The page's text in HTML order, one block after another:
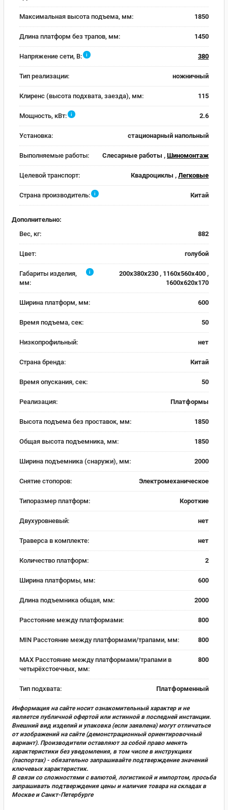
Максимальная высота подъема, мм: 1850
Длина платформ без трапов, мм: 1450
Напряжение сети, В: i 380
Тип реализации: ножничный
Клиренс (высота подхвата, заезда), мм: 115
Мощность, кВт: i 2.6
Установка: стационарный напольный
Выполняемые работы: Слесарные работы , Шиномонтаж
Целевой транспорт: Квадроциклы , Легковые
Страна производитель: i Китай
Дополнительно:
Вес, кг:
882
Цвет: голубой
Габариты изделия,
мм:
i
200x380x230 , 1160x560x400 ,
1600x620x170
Ширина платформ, мм: 600
Время подъема, сек: 50
Низкопрофильный: нет
Страна бренда: Китай
Время опускания, сек: 50
Реализация: Платформы
Высота подъема без проставок, мм: 1850
Общая высота подъемника, мм: 1850
Ширина подъемника (снаружи), мм: 2000
Снятие стопоров: Электромеханическое
Типоразмер платформ: Короткие
Двухуровневый: нет
Траверса в комплекте: нет
Количество платформ: 2
Ширина платформы, мм: 600
Длина подъемника общая, мм: 2000
Расстояние между платформами: 800
MIN Расстояние между платформами/трапами, мм: 800
MAX Расстояние между платформами/трапами в
четырёхстоечных, мм:
800
Тип подхвата: Платформенный
Информация на сайте носит ознакомительный характер и не
является публичной офертой или истинной в последней инстанции.
Внешний вид изделий и упаковка (если заявлена) могут отличаться
от изображений на сайте (демонстрационный ориентировочный
вариант). Производители оставляют за собой право менять
характеристики без уведомления, в том числе в инструкциях
(паспортах) - обязательно запрашивайте подтверждение значений
ключевых характеристик.
В связи со сложностями с валютой, логистикой и импортом, просьба
запрашивать подтверждения цены и наличия товара на складах в
Москве и Санкт-Петербурге